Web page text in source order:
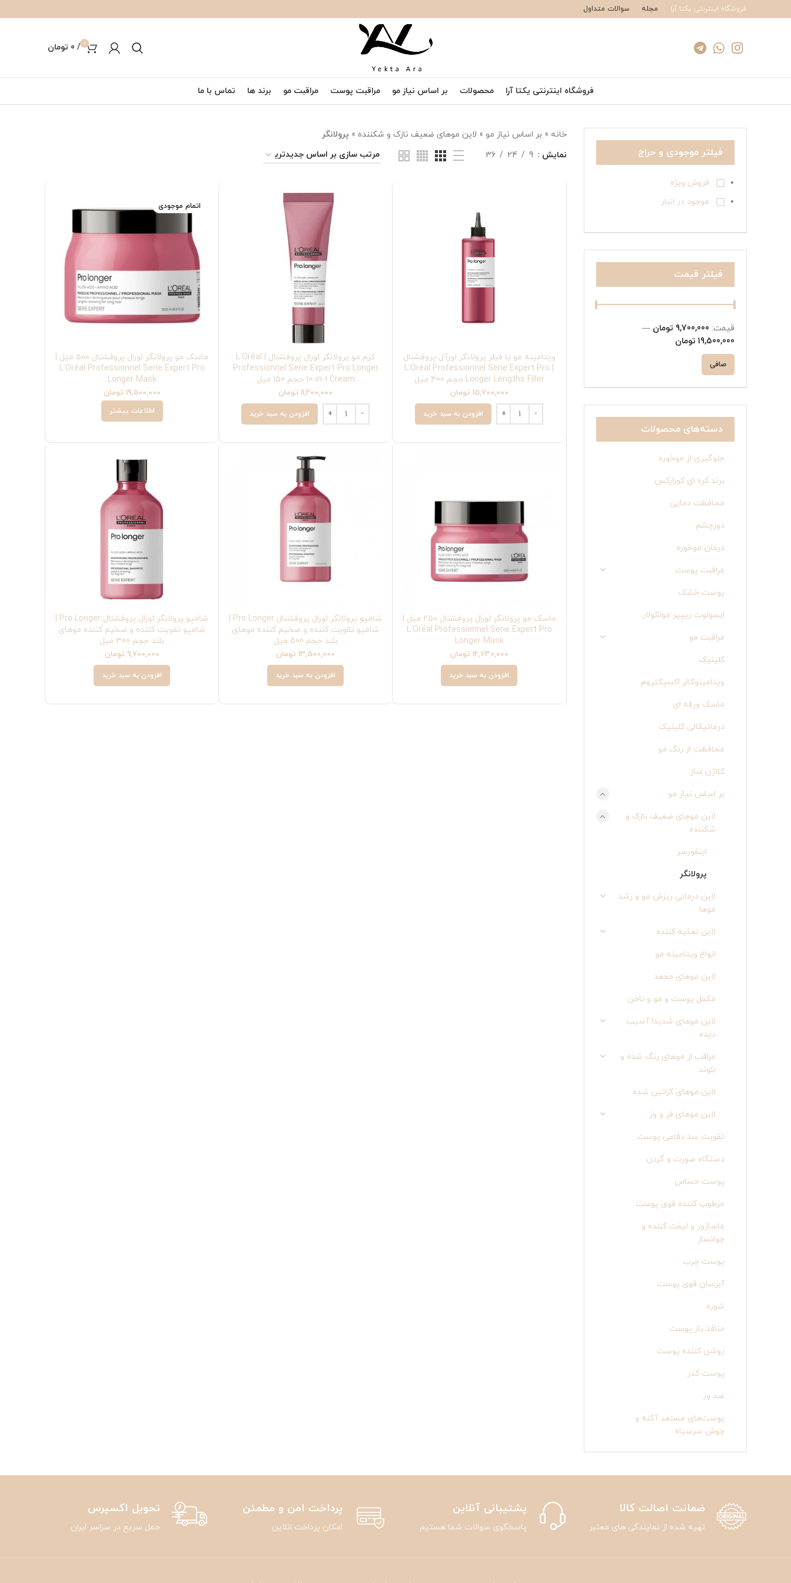
فروشگاه اینترنتی یکتا آرا مجله سوالات متداول
0
/
0 تومان
فروشگاه اینترنتی یکتا آرا محصولات بر اساس نیاز مو مراقبت پوست مراقبت مو برند ها تماس با ما
فیلتر موجودی و حراج
فروش ویژه
موجود در انبار
فیلتر قیمت
صافی
قيمت: 9,700,000 تومان
—
19,500,000 تومان
دسته‌های محصولات
جلوگیری از موخوره
برند کره ای کوزارکس
محافظت دمایی
دورچشم
درمان موخوره
مراقبت پوست
پوست خشک
ابسولوت ریپیر مولکولار
مراقبت مو
کلینیک
ویتامینوکالر اکسپکتروم
ماسک ورقه ای
درماتیکالی کلینیک
محافظت از رنگ مو
کلاژن ساز
بر اساس نیاز مو
لاین موهای ضعیف نازک و
شکننده
اینفورسر
پرولانگر
لاین درمانی ریزش مو و رشد
موها
لاین تغذیه کننده
انواع ویتامینه مو
لاین موهای مجعد
مکمل پوست و مو و ناخن
لاین موهای شدیدا آسیب
دیده
مراقب از موهای رنگ شده و
بلوند
لاین موهای کراتین شده
لاین موهای فر و وز
تقویت سد دفاعی پوست
دستگاه صورت و گردن
پوست حساس
مرطوب کننده قوی پوست
ماساژور و لیفت کننده و
جوانساز
پوست چرب
آبرسان قوی پوست
شوره
منافذ باز پوست
روشن کننده پوست
پوست کدر
ضد وز
پوست‌های مستعد آکنه و
جوش سرسیاه
خانه » بر اساس نیاز مو » لاین موهای ضعیف نازک و شکننده » پرولانگر
نمایش
9
24
36
ویتامینه مو یا فیلر پرولانگر لورآل پروفشنال
| L’Oréal Professionnel Serie Expert Pro
Longer Lengths Filler حجم 400 میل
15,700,000 تومان
افزودن به سبد خرید
کرم مو پرولانگر لورال پروفشنال | L’Oréal
Professionnel Serie Expert Pro Longer
10-in-1 Cream حجم 150 میل
11,200,000 تومان
افزودن به سبد خرید
اتمام موجودی
ماسک مو پرولانگر لورال پروفشنال ۵۰۰ میل |
L’Oréal Professionnel Serie Expert Pro
Longer Mask
19,500,000 تومان
اطلاعات بیشتر
ماسک مو پرولانگر لورال پروفشنال ۲۵۰ میل |
L’Oréal Professionnel Serie Expert Pro
Longer Mask
12,730,000 تومان
افزودن به سبد خرید
شامپو پرولانگر لورال پروفشنال Pro Longer |
شامپو تقویت کننده و ضخیم کننده موهای
بلند حجم 500 میل
13,500,000 تومان
افزودن به سبد خرید
شامپو پرولانگر لورال پروفشنال Pro Longer |
شامپو تقویت کننده و ضخیم کننده موهای
بلند حجم 300 میل
9,700,000 تومان
افزودن به سبد خرید
ضمانت اصالت کالا
تهیه شده از نمایندگی های معتبر
پشتیبانی آنلاین
پاسخگوی سوالات شما هستیم
پرداخت امن و مطمئن
امکان پرداخت انلاین
تحویل اکسپرس
حمل سریع در سراسر ایران